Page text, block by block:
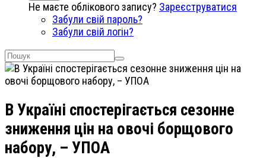
Не маєте облікового запису? Зареєструватися
Забули свій пароль?
Забули свій логін?
В Україні спостерігається сезонне
зниження цін на овочі борщового
набору, – УПОА